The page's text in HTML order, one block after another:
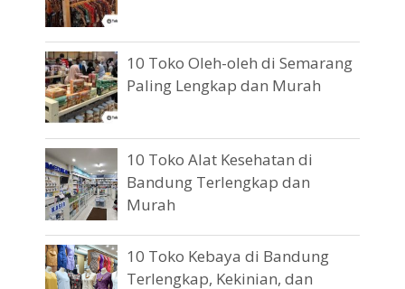
10 Toko Oleh-oleh di Semarang
Paling Lengkap dan Murah
10 Toko Alat Kesehatan di
Bandung Terlengkap dan
Murah
10 Toko Kebaya di Bandung
Terlengkap, Kekinian, dan